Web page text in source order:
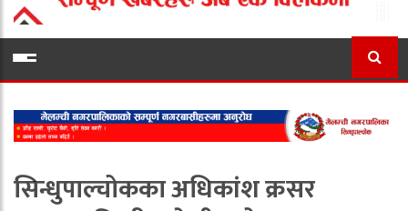
सिन्धुपाल्चोकका अधिकांश क्रसर